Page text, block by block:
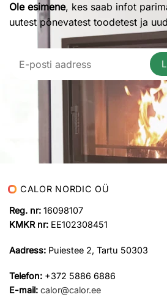
Ole esimene, kes saab infot
uutest põnevatest toodetest ja
CALOR NORDIC OÜ
Reg. nr: 16098107
KMKR nr: EE102308451
Aadress: Puiestee 2, Tartu 50303
Telefon: +372 5886 6886
E-mail: calor@calor.ee